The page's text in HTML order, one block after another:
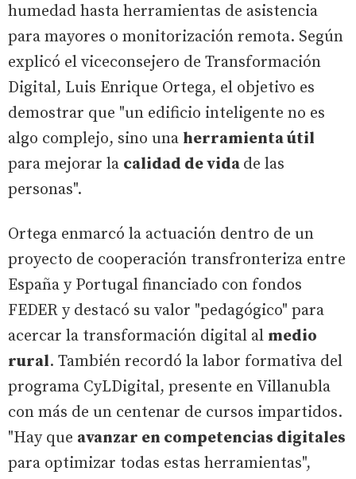
humedad hasta herramientas de asistencia
para mayores o monitorización remota. Según
explicó el viceconsejero de Transformación
Digital, Luis Enrique Ortega, el objetivo es
demostrar que "un edificio inteligente no es
algo complejo, sino una herramienta útil
para mejorar la calidad de vida de las
personas".
Ortega enmarcó la actuación dentro de un
proyecto de cooperación transfronteriza entre
España y Portugal financiado con fondos
FEDER y destacó su valor "pedagógico" para
acercar la transformación digital al medio
rural. También recordó la labor formativa del
programa CyLDigital, presente en Villanubla
con más de un centenar de cursos impartidos.
"Hay que avanzar en competencias digitales
para optimizar todas estas herramientas",